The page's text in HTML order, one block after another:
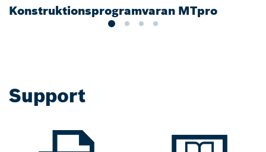
Konstruktionsprogramvaran MTpro
Support